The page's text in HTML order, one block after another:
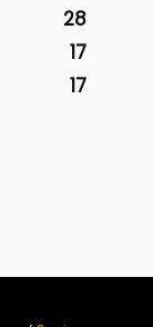
28
17
17